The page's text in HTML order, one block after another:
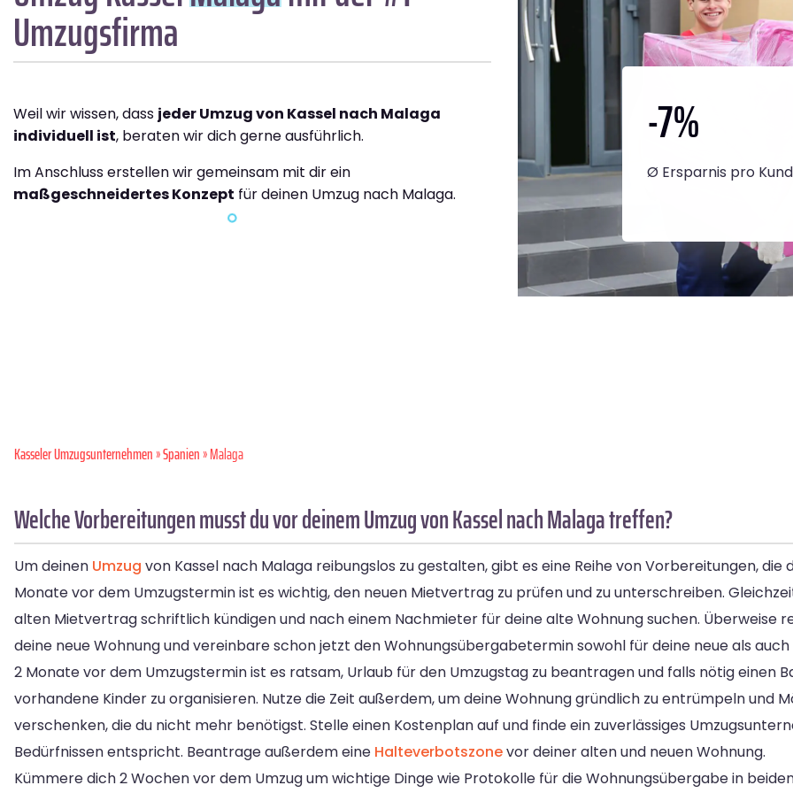
Umzugsfirma
Weil wir wissen, dass jeder Umzug von Kassel nach Malaga
individuell ist, beraten wir dich gerne ausführlich.
Im Anschluss erstellen wir gemeinsam mit dir ein
maßgeschneidertes Konzept für deinen Umzug nach Malaga.
-7%
Ø Ersparnis pro
Kasseler Umzugsunternehmen»Spanien» Malaga
Welche Vorbereitungen musst du vor deinem Umzug von Kassel nach Malaga treffen?
Um deinen Umzug von Kassel nach Malaga reibungslos zu gestalten, gibt es eine Reihe von Vorbereitungen,
Monate vor dem Umzugstermin ist es wichtig, den neuen Mietvertrag zu prüfen und zu unterschreiben.
alten Mietvertrag schriftlich kündigen und nach einem Nachmieter für deine alte Wohnung suchen. Überweise
deine neue Wohnung und vereinbare schon jetzt den Wohnungsübergabetermin sowohl für deine neue als
2 Monate vor dem Umzugstermin ist es ratsam, Urlaub für den Umzugstag zu beantragen und falls nötig einen
vorhandene Kinder zu organisieren. Nutze die Zeit außerdem, um deine Wohnung gründlich zu entrümpeln und
verschenken, die du nicht mehr benötigst. Stelle einen Kostenplan auf und finde ein zuverlässiges
Bedürfnissen entspricht. Beantrage außerdem eine Halteverbotszonevor deiner alten und neuen Wohnung.
Kümmere dich 2 Wochen vor dem Umzug um wichtige Dinge wie Protokolle für die Wohnungsübergabe in